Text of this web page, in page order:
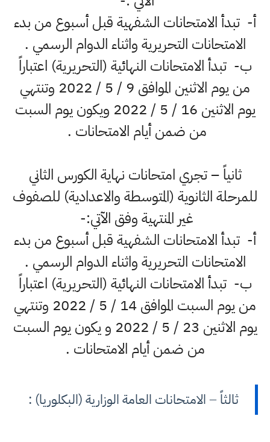
أ‌- تبدأ الامتحانات الشفهية قبل أسبوع من بدء
الامتحانات التحريرية واثناء الدوام الرسمي .
ب‌- تبدأ الامتحانات النهائية (التحريرية) اعتباراً
من يوم الاثنين الموافق 9 / 5 / 2022 وتنتهي
يوم الاثنين 16 / 5 / 2022 ويكون يوم السبت
من ضمن أيام الامتحانات .
ثانياً – تجري امتحانات نهاية الكورس الثاني
للمرحلة الثانوية (المتوسطة والاعدادية) للصفوف
غير المنتهية وفق الآتي:-
أ‌- تبدأ الامتحانات الشفهية قبل أسبوع من بدء
الامتحانات التحريرية واثناء الدوام الرسمي .
ب‌- تبدأ الامتحانات النهائية (التحريرية) اعتباراً
من يوم السبت الموافق 14 / 5 / 2022 وتنتهي
يوم الاثنين 23 / 5 / 2022 و يكون يوم السبت
من ضمن أيام الامتحانات .
ثالثاً – الامتحانات العامة الوزارية (البكلوريا) :